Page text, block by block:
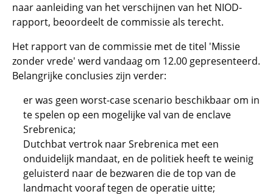
naar aanleiding van het verschijnen van het NIOD-
rapport, beoordeelt de commissie als terecht.
Het rapport van de commissie met de titel 'Missie
zonder vrede' werd vandaag om 12.00 gepresenteerd.
Belangrijke conclusies zijn verder:
er was geen worst-case scenario beschikbaar om in
te spelen op een mogelijke val van de enclave
Srebrenica;
Dutchbat vertrok naar Srebrenica met een
onduidelijk mandaat, en de politiek heeft te weinig
geluisterd naar de bezwaren die de top van de
landmacht vooraf tegen de operatie uitte;